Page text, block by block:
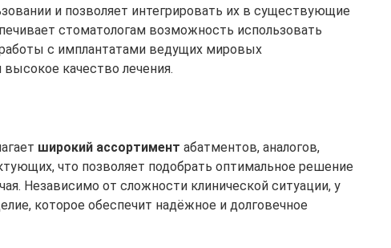
и позволяет интегрировать их в существующие
стоматологам возможность использовать
с имплантатами ведущих мировых
высокое качество лечения.
широкий ассортимент абатментов, аналогов,
что позволяет подобрать оптимальное решение
Независимо от сложности клинической ситуации, у
которое обеспечит надёжное и долговечное